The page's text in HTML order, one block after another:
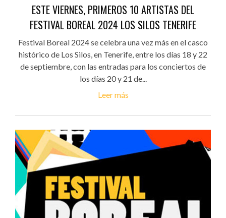
ESTE VIERNES, PRIMEROS 10 ARTISTAS DEL
FESTIVAL BOREAL 2024 LOS SILOS TENERIFE
Festival Boreal 2024 se celebra una vez más en el casco
histórico de Los Silos, en Tenerife, entre los días 18 y 22
de septiembre, con las entradas para los conciertos de
los días 20 y 21 de...
Leer más